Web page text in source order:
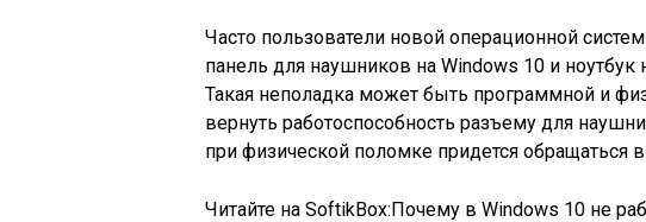
Часто пользователи новой операционной
панель для наушников на Windows 10 и ноутбук
Такая неполадка может быть программной и
вернуть работоспособность разъему для
при физической поломке придется обращаться
Читайте на SoftikBox:Почему в Windows 10 не